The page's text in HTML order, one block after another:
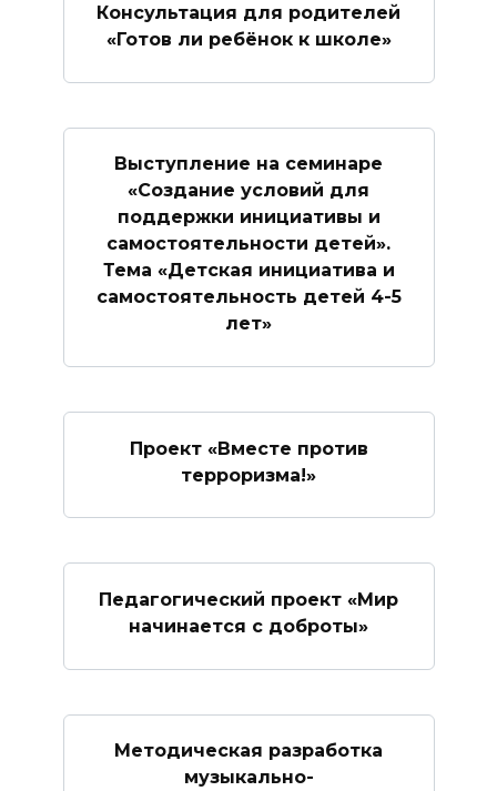
Консультация для родителей
«Готов ли ребёнок к школе»
Выступление на семинаре
«Создание условий для
поддержки инициативы и
самостоятельности детей».
Тема «Детская инициатива и
самостоятельность детей 4-5
лет»
Проект «Вместе против
терроризма!»
Педагогический проект «Мир
начинается с доброты»
Методическая разработка
музыкально-